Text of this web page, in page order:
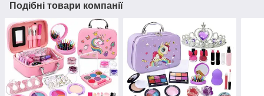
Подібні товари компанії